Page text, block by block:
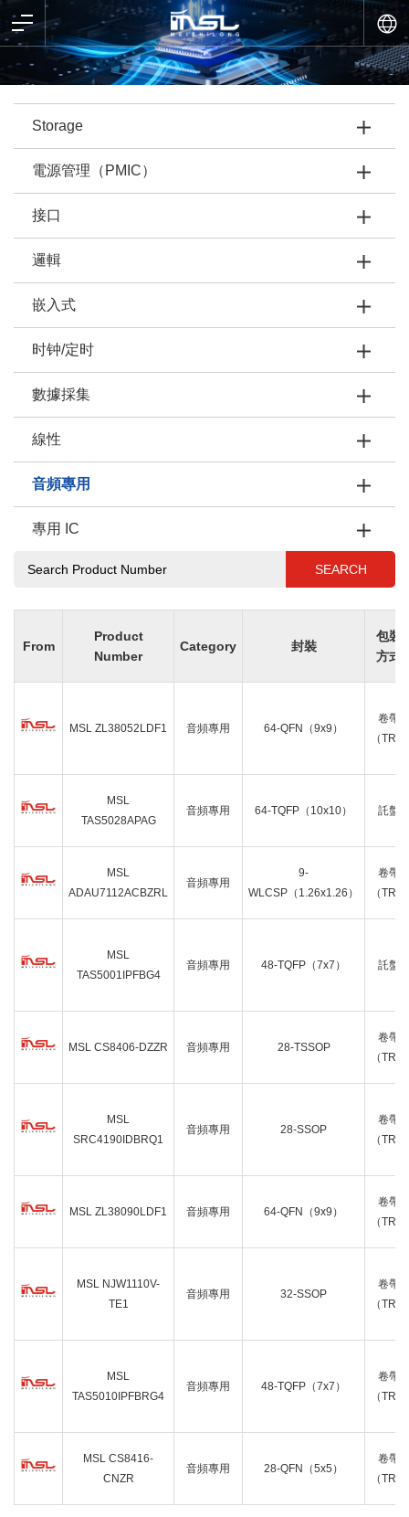
Storage
電源管理（PMIC）
接口
邏輯
嵌入式
时钟/定时
數據採集
線性
音頻專用
專用 IC
SEARCH
From
Product
Number
Category 封裝
包裝
方式
MSL ZL38052LDF1 音頻專用 64-QFN（9x9）
卷帶
（TR）
MSL
TAS5028APAG
音頻專用 64-TQFP（10x10） 託盤
MSL
ADAU7112ACBZRL
音頻專用
9-
WLCSP（1.26x1.26）
卷帶
（TR）
MSL
TAS5001IPFBG4
音頻專用 48-TQFP（7x7） 託盤
MSL CS8406-DZZR 音頻專用 28-TSSOP
卷帶
（TR）
MSL
SRC4190IDBRQ1
音頻專用 28-SSOP
卷帶
（TR）
MSL ZL38090LDF1 音頻專用 64-QFN（9x9）
卷帶
（TR）
MSL NJW1110V-
TE1
音頻專用 32-SSOP
卷帶
（TR）
MSL
TAS5010IPFBRG4
音頻專用 48-TQFP（7x7）
卷帶
（TR）
MSL CS8416-
CNZR
音頻專用 28-QFN（5x5）
卷帶
（TR）